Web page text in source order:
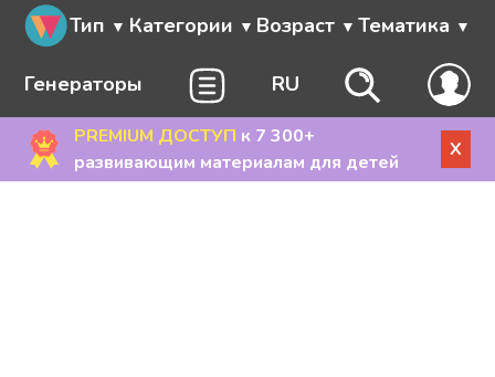
Тип Категории Возраст Тематика
Генераторы RU
PREMIUM ДОСТУП к 7 300+
развивающим материалам для детей
X